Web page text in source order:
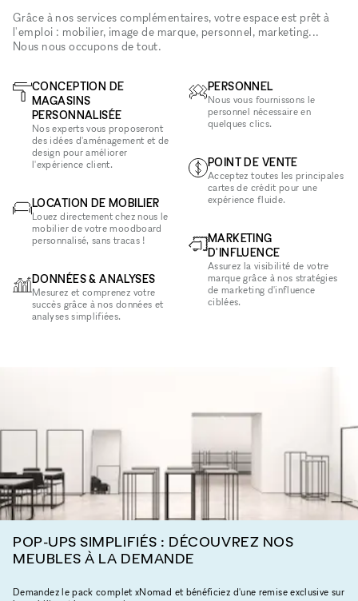
Grâce à nos services complémentaires, votre espace est prêt à
l'emploi : mobilier, image de marque, personnel, marketing...
Nous nous occupons de tout.
CONCEPTION DE
MAGASINS
PERSONNALISÉE
Nos experts vous proposeront
des idées d'aménagement et de
design pour améliorer
l'expérience client.
LOCATION DE MOBILIER
Louez directement chez nous le
mobilier de votre moodboard
personnalisé, sans tracas !
DONNÉES & ANALYSES
Mesurez et comprenez votre
succès grâce à nos données et
analyses simplifiées.
PERSONNEL
Nous vous fournissons le
personnel nécessaire en
quelques clics.
POINT DE VENTE
Acceptez toutes les principales
cartes de crédit pour une
expérience fluide.
MARKETING
D'INFLUENCE
Assurez la visibilité de votre
marque grâce à nos stratégies
de marketing d'influence
ciblées.
POP-UPS SIMPLIFIÉS : DÉCOUVREZ NOS
MEUBLES À LA DEMANDE
Demandez le pack complet xNomad et bénéficiez d'une remise exclusive sur